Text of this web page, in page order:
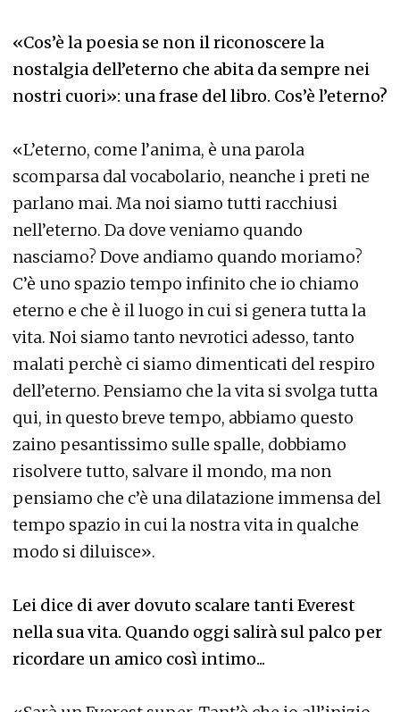
«Cos’è la poesia se non il riconoscere la
nostalgia dell’eterno che abita da sempre nei
nostri cuori»: una frase del libro. Cos’è l’eterno?
«L’eterno, come l’anima, è una parola
scomparsa dal vocabolario, neanche i preti ne
parlano mai. Ma noi siamo tutti racchiusi
nell’eterno. Da dove veniamo quando
nasciamo? Dove andiamo quando moriamo?
C’è uno spazio tempo infinito che io chiamo
eterno e che è il luogo in cui si genera tutta la
vita. Noi siamo tanto nevrotici adesso, tanto
malati perchè ci siamo dimenticati del respiro
dell’eterno. Pensiamo che la vita si svolga tutta
qui, in questo breve tempo, abbiamo questo
zaino pesantissimo sulle spalle, dobbiamo
risolvere tutto, salvare il mondo, ma non
pensiamo che c’è una dilatazione immensa del
tempo spazio in cui la nostra vita in qualche
modo si diluisce».
Lei dice di aver dovuto scalare tanti Everest
nella sua vita. Quando oggi salirà sul palco per
ricordare un amico così intimo...